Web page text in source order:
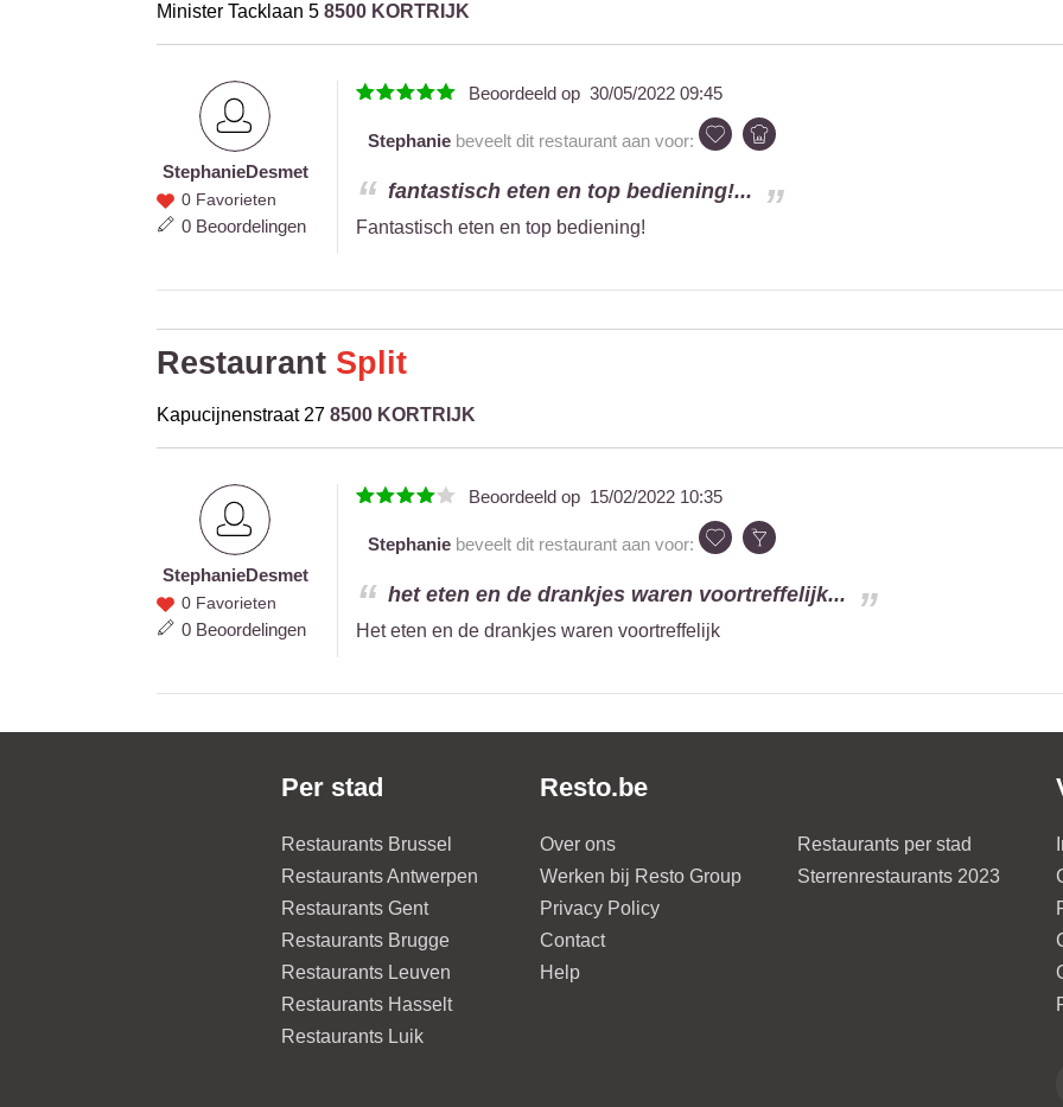
Minister Tacklaan 5 8500 KORTRIJK
Stephanie
Desmet
StephanieDesmet
0 Favorieten
0 Beoordelingen
Beoordeeld op 30/05/2022 09:45
Stephanie beveelt dit restaurant aan voor:
fantastisch eten en top bediening!...
Fantastisch eten en top bediening!
Restaurant Split
Kapucijnenstraat 27 8500 KORTRIJK
Stephanie
Desmet
StephanieDesmet
0 Favorieten
0 Beoordelingen
Beoordeeld op 15/02/2022 10:35
Stephanie beveelt dit restaurant aan voor:
het eten en de drankjes waren voortreffelijk...
Het eten en de drankjes waren voortreffelijk
Per stad
Restaurants Brussel
Restaurants Antwerpen
Restaurants Gent
Restaurants Brugge
Restaurants Leuven
Restaurants Hasselt
Restaurants Luik
Resto.be
Over ons
Werken bij Resto Group
Privacy Policy
Contact
Help
Restaurants per stad
Sterrenrestaurants 2023